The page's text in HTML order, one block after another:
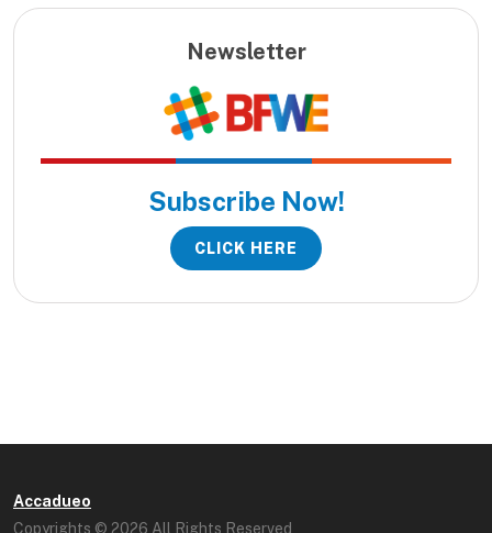
Newsletter
Subscribe Now!
CLICK HERE
Accadueo
Copyrights © 2026 All Rights Reserved